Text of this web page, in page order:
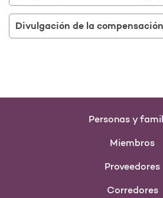
Divulgación de la
Personas y
Miembros
Proveedores
Corredores